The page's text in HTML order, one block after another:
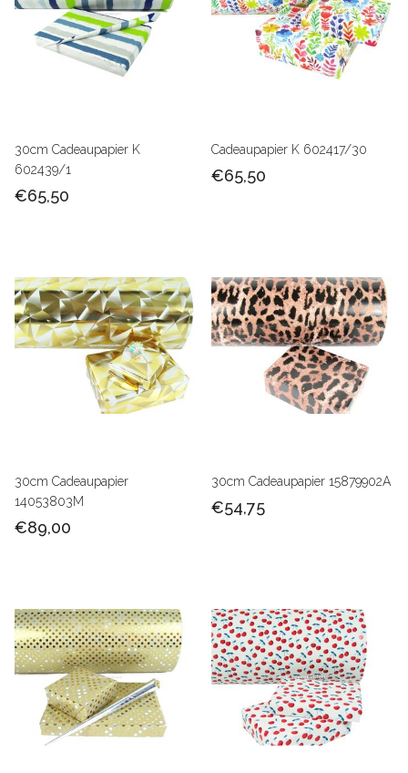
30cm Cadeaupapier K
602439/1
€65,50
Cadeaupapier K 602417/30
€65,50
30cm Cadeaupapier
14053803M
€89,00
30cm Cadeaupapier 15879902A
€54,75